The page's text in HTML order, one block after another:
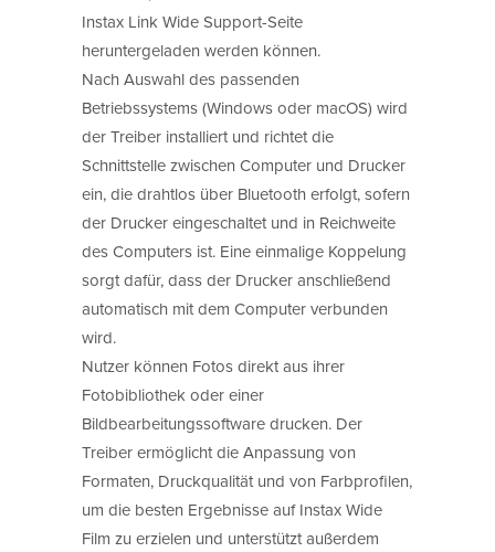
Instax Link Wide Support-Seite
heruntergeladen werden können.
Nach Auswahl des passenden
Betriebssystems (Windows oder macOS) wird
der Treiber installiert und richtet die
Schnittstelle zwischen Computer und Drucker
ein, die drahtlos über Bluetooth erfolgt, sofern
der Drucker eingeschaltet und in Reichweite
des Computers ist. Eine einmalige Koppelung
sorgt dafür, dass der Drucker anschließend
automatisch mit dem Computer verbunden
wird.
Nutzer können Fotos direkt aus ihrer
Fotobibliothek oder einer
Bildbearbeitungssoftware drucken. Der
Treiber ermöglicht die Anpassung von
Formaten, Druckqualität und von Farbprofilen,
um die besten Ergebnisse auf Instax Wide
Film zu erzielen und unterstützt außerdem